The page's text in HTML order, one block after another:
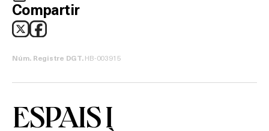
Què vols fer?
Compartir
Núm. Registre DGT.HB-003915
ESPAIS I